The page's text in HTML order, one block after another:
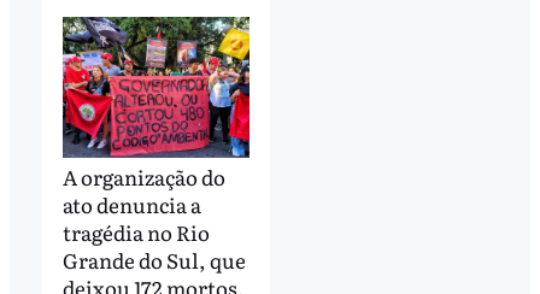
A organização do
ato denuncia a
tragédia no Rio
Grande do Sul, que
deixou 172 mortos,